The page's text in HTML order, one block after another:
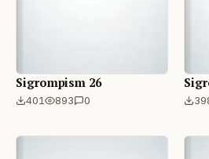
Sigrompism 26
401 893 0